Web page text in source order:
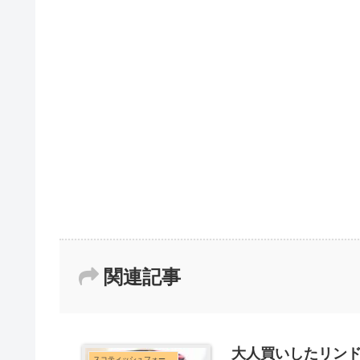
関連記事
大人買いしたリン